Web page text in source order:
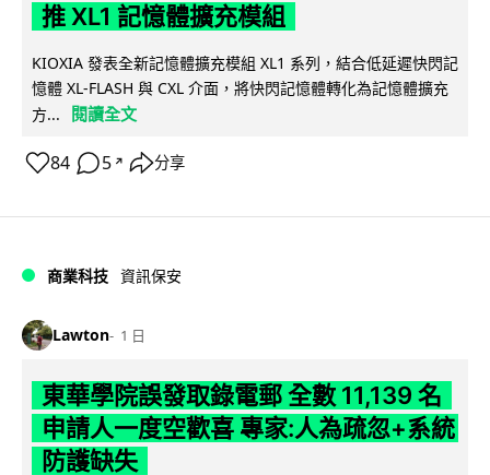
推 XL1 記憶體擴充模組
KIOXIA 發表全新記憶體擴充模組 XL1 系列，結合低延遲快閃記
憶體 XL-FLASH 與 CXL 介面，將快閃記憶體轉化為記憶體擴充
方...
閱讀全文
84 5 ↗ 分享
商業科技 資訊保安
Lawton 1 日
東華學院誤發取錄電郵 全數 11,139 名
申請人一度空歡喜 專家:人為疏忽+系統
防護缺失